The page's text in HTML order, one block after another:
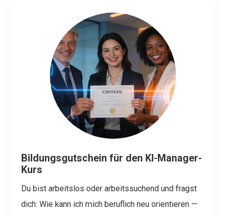
Bildungsgutschein für den KI-Manager-
Kurs
Du bist arbeitslos oder arbeitssuchend und fragst
dich: Wie kann ich mich beruflich neu orientieren —